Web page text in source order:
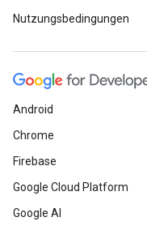
Nutzungsbedingungen
Android
Chrome
Firebase
Google Cloud Platform
Google AI